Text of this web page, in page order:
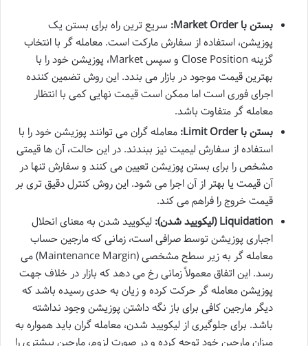
بستن با Market Order:
سریع ترین راه برای بستن یک
پوزیشن، استفاده از سفارش مارکت است. معامله گر با انتخاب
گزینه Close Position و سپس Market، پوزیشن خود را با
بهترین قیمت موجود در بازار می بندد. این روش تضمین کننده
اجرای فوری است اما ممکن است قیمت نهایی کمی با انتظار
معامله گر متفاوت باشد.
بستن با Limit Order:
معامله گران می توانند پوزیشن خود را با
استفاده از سفارش لیمیت نیز ببندند. در این حالت، آن ها قیمتی
مشخص را برای بستن پوزیشن تعیین می کنند و سفارش تنها در
آن قیمت یا بهتر از آن اجرا می شود. این روش کنترل دقیق تری بر
قیمت خروج را فراهم می کند.
Liquidation (لیکویید شدن):
لیکویید شدن به معنای انحلال
اجباری پوزیشن توسط صرافی است، زمانی که مارجین حساب
معامله گر به زیر سطح مشخصی (Maintenance Margin) می
رسد. این اتفاق معمولاً زمانی رخ می دهد که بازار در خلاف جهت
پوزیشن معامله گر حرکت کرده و زیان به حدی رسیده باشد که
دیگر مارجین کافی برای باز نگه داشتن پوزیشن وجود نداشته
باشد. برای جلوگیری از لیکویید شدن، معامله گران باید همواره به
میزان مارجین خود توجه کرده و در صورت لزوم، مارجین بیشتری را